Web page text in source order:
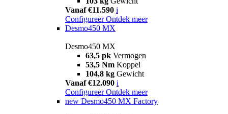
Vanaf €11.590 i
Configureer Ontdek meer
Desmo450 MX
Desmo450 MX
63,5 pk Vermogen
53,5 Nm Koppel
104,8 kg Gewicht
Vanaf €12.090 i
Configureer Ontdek meer
new Desmo450 MX Factory